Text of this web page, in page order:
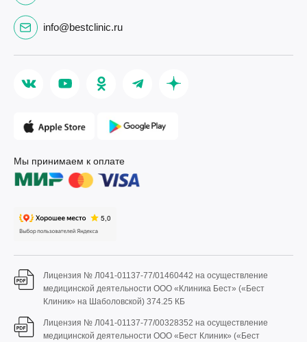
info@bestclinic.ru
Мы принимаем к оплате
Лицензия № Л041-01137-77/01460442 на осуществление
медицинской деятельности ООО «Клиника Бест» («Бест
Клиник» на Шаболовской) 374.25 КБ
Лицензия № Л041-01137-77/00328352 на осуществление
медицинской деятельности ООО «Бест Клиник» («Бест